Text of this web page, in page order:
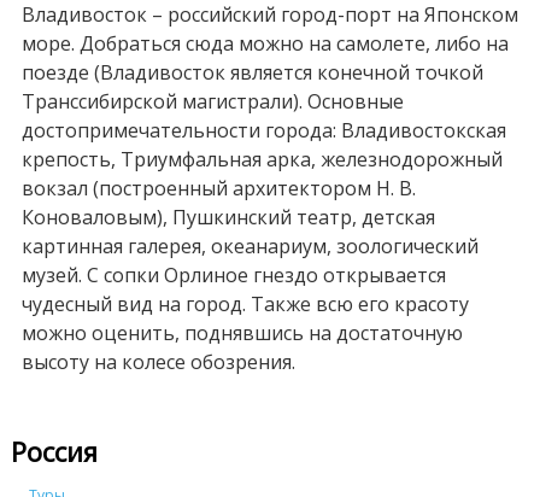
Владивосток – российский город-порт на Японском
море. Добраться сюда можно на самолете, либо на
поезде (Владивосток является конечной точкой
Транссибирской магистрали). Основные
достопримечательности города: Владивостокская
крепость, Триумфальная арка, железнодорожный
вокзал (построенный архитектором Н. В.
Коноваловым), Пушкинский театр, детская
картинная галерея, океанариум, зоологический
музей. С сопки Орлиное гнездо открывается
чудесный вид на город. Также всю его красоту
можно оценить, поднявшись на достаточную
высоту на колесе обозрения.
Россия